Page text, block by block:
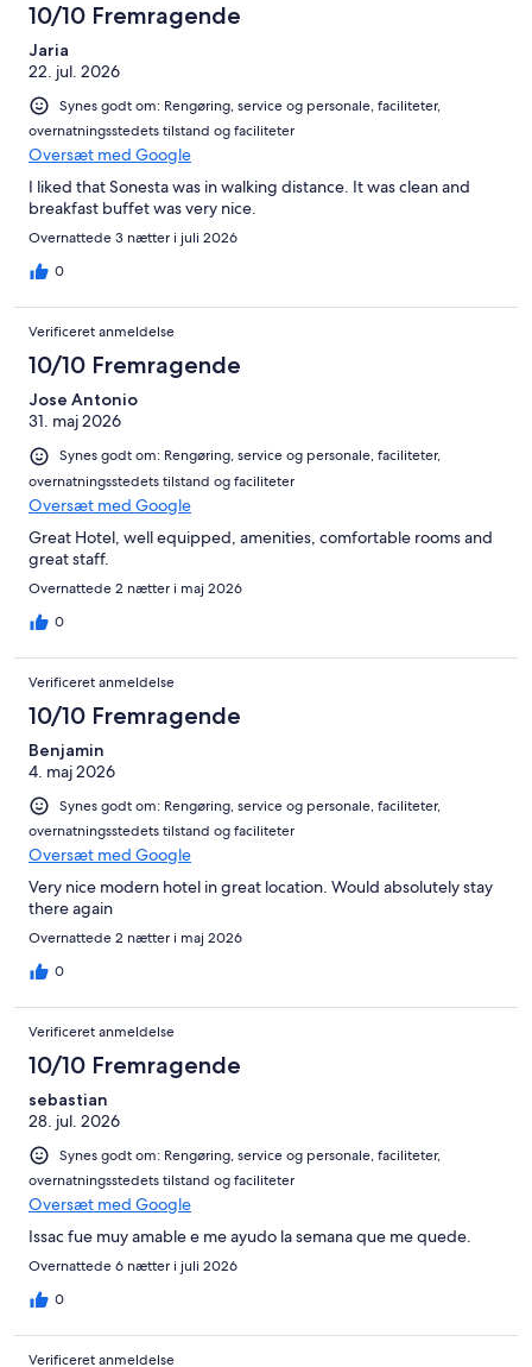
10/10 Fremragende
Jaria
22. jul. 2026
Synes godt om: Rengøring, service og personale, faciliteter,
overnatningsstedets tilstand og faciliteter
Oversæt med Google
I liked that Sonesta was in walking distance. It was clean and
breakfast buffet was very nice.
Overnattede 3 nætter i juli 2026
0
Verificeret anmeldelse
10/10 Fremragende
Jose Antonio
31. maj 2026
Synes godt om: Rengøring, service og personale, faciliteter,
overnatningsstedets tilstand og faciliteter
Oversæt med Google
Great Hotel, well equipped, amenities, comfortable rooms and
great staff.
Overnattede 2 nætter i maj 2026
0
Verificeret anmeldelse
10/10 Fremragende
Benjamin
4. maj 2026
Synes godt om: Rengøring, service og personale, faciliteter,
overnatningsstedets tilstand og faciliteter
Oversæt med Google
Very nice modern hotel in great location. Would absolutely stay
there again
Overnattede 2 nætter i maj 2026
0
Verificeret anmeldelse
10/10 Fremragende
sebastian
28. jul. 2026
Synes godt om: Rengøring, service og personale, faciliteter,
overnatningsstedets tilstand og faciliteter
Oversæt med Google
Issac fue muy amable e me ayudo la semana que me quede.
Overnattede 6 nætter i juli 2026
0
Verificeret anmeldelse